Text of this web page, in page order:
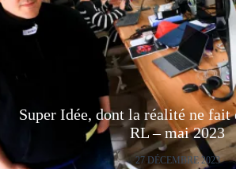
Super Idée, dont la réalité ne fait
RL – mai 2023
27 DÉCEMBRE 2023